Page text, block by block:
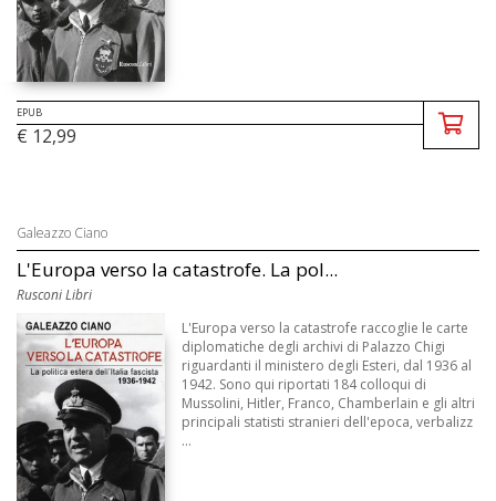
EPUB
€ 12,99
Galeazzo Ciano
L'Europa verso la catastrofe. La pol...
Rusconi Libri
L'Europa verso la catastrofe raccoglie le carte
diplomatiche degli archivi di Palazzo Chigi
riguardanti il ministero degli Esteri, dal 1936 al
1942. Sono qui riportati 184 colloqui di
Mussolini, Hitler, Franco, Chamberlain e gli altri
principali statisti stranieri dell'epoca, verbalizz
...